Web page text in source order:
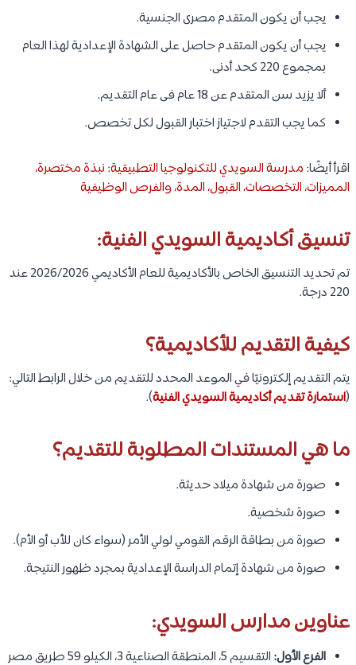
يجب أن يكون المتقدم مصرى الجنسية.
يجب أن يكون المتقدم حاصل على الشهادة الإعدادية لهذا العام
بمجموع 220 كحد أدنى.
ألا يزيد سن المتقدم عن 18 عام فى عام التقديم.
كما يجب التقدم لاجتياز اختبار القبول لكل تخصص.
اقرأ أيضًا: مدرسة السويدي للتكنولوجيا التطبيقية: نبذة مختصرة،
المميزات، التخصصات، القبول، المدة، والفرص الوظيفية
تنسيق أكاديمية السويدي الفنية:
تم تحديد التنسيق الخاص بالأكاديمية للعام الأكاديمي 2026/2026 عند
220 درجة.
كيفية التقديم للأكاديمية؟
يتم التقديم إلكترونيًا في الموعد المحدد للتقديم من خلال الرابط التالي:
(استمارة تقديم أكاديمية السويدي الفنية).
ما هي المستندات المطلوبة للتقديم؟
صورة من شهادة ميلاد حديثة.
صورة شخصية.
صورة من بطاقة الرقم القومي لولي الأمر (سواء كان للأب أو الأم).
صورة من شهادة إتمام الدراسة الإعدادية بمجرد ظهور النتيجة.
عناوين مدارس السويدي:
الفرع الأول: التقسيم 5، المنطقة الصناعية 3، الكيلو 59 طريق مصر